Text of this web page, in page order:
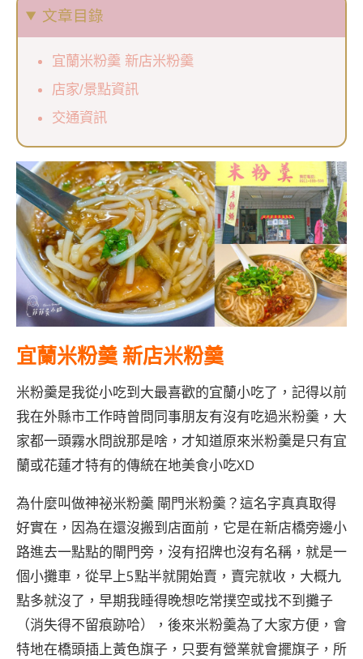
文章目錄
宜蘭米粉羹 新店米粉羹
店家/景點資訊
交通資訊
宜蘭米粉羹 新店米粉羹
米粉羹是我從小吃到大最喜歡的宜蘭小吃了，記得以前
我在外縣市工作時曾問同事朋友有沒有吃過米粉羹，大
家都一頭霧水問說那是啥，才知道原來米粉羹是只有宜
蘭或花蓮才特有的傳統在地美食小吃XD
為什麼叫做神祕米粉羹 閘門米粉羹？這名字真真取得
好實在，因為在還沒搬到店面前，它是在新店橋旁邊小
路進去一點點的閘門旁，沒有招牌也沒有名稱，就是一
個小攤車，從早上5點半就開始賣，賣完就收，大概九
點多就沒了，早期我睡得晚想吃常撲空或找不到攤子
（消失得不留痕跡哈），後來米粉羹為了大家方便，會
特地在橋頭插上黃色旗子，只要有營業就會擺旗子，所